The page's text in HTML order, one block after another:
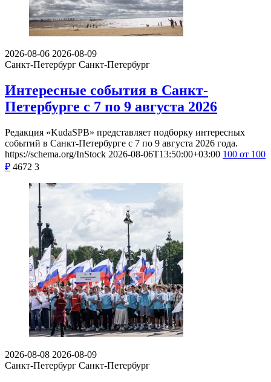
2026-08-06 2026-08-09
Санкт-Петербург Санкт-Петербург
Интересные события в Санкт-
Петербурге с 7 по 9 августа 2026
Редакция «KudaSPB» представляет подборку интересных
событий в Санкт-Петербурге с 7 по 9 августа 2026 года.
https://schema.org/InStock 2026-08-06T13:50:00+03:00 100 от 100
₽ 4672 3
2026-08-08 2026-08-09
Санкт-Петербург Санкт-Петербург